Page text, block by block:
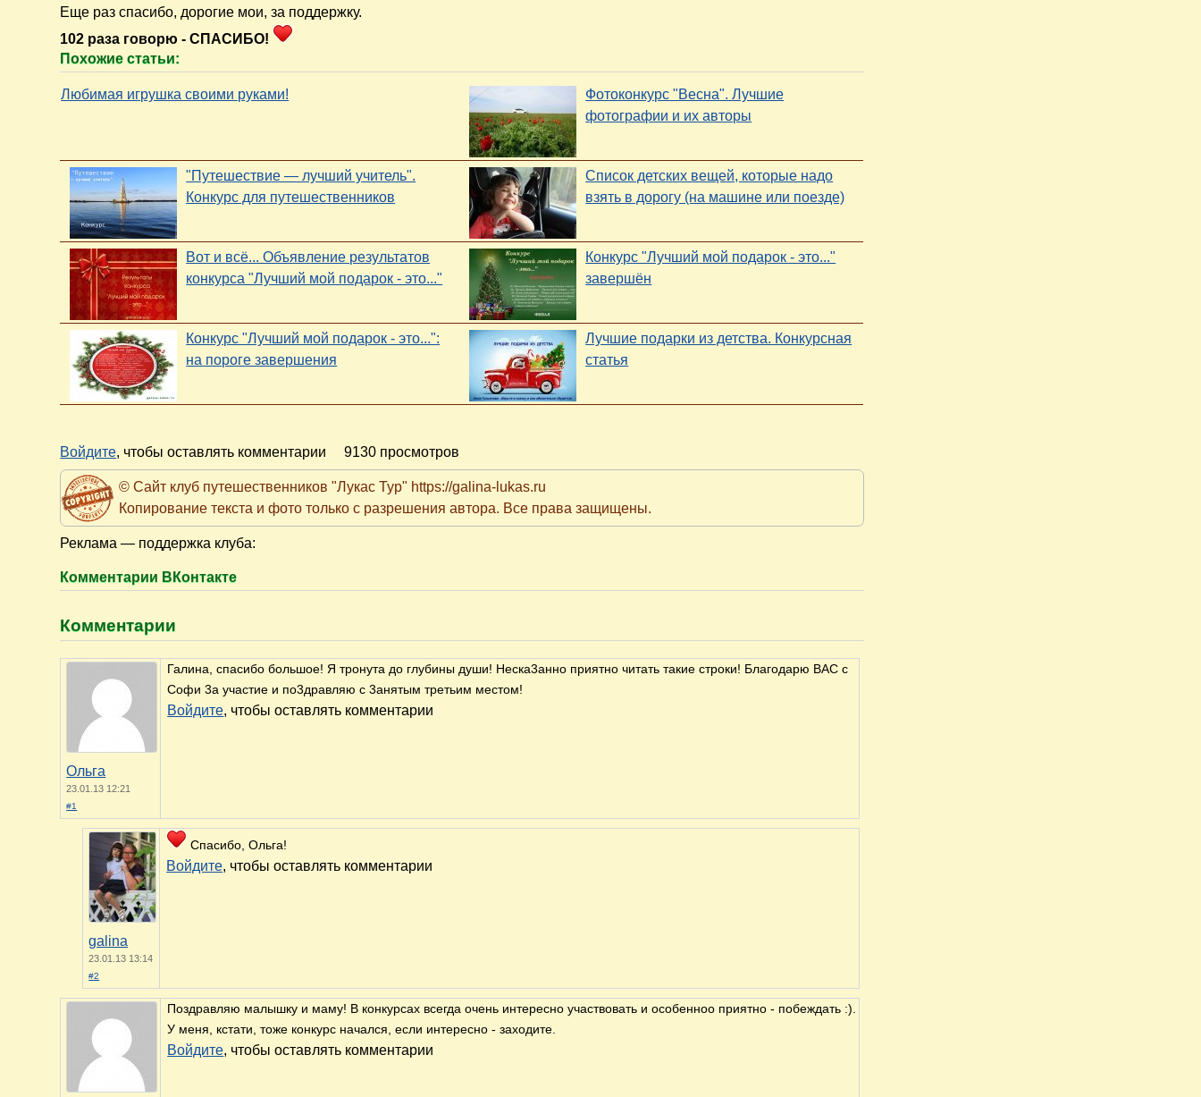
Еще раз спасибо, дорогие мои, за поддержку.
102 раза говорю - СПАСИБО!
Похожие статьи:
Любимая игрушка своими руками!
Фотоконкурс "Весна". Лучшие
фотографии и их авторы
"Путешествие — лучший учитель".
Конкурс для путешественников
Список детских вещей, которые надо
взять в дорогу (на машине или поезде)
Вот и всё... Объявление результатов
конкурса "Лучший мой подарок - это..."
Конкурс "Лучший мой подарок - это..."
завершён
Конкурс "Лучший мой подарок - это...":
на пороге завершения
Лучшие подарки из детства. Конкурсная
статья
Войдите, чтобы оставлять комментарии 9130 просмотров
© Сайт клуб путешественников "Лукас Тур" https://galina-lukas.ru
Копирование текста и фото только с разрешения автора. Все права защищены.
Реклама — поддержка клуба:
Комментарии ВКонтакте
Комментарии
Ольга
23.01.13 12:21
#1
Галина, спасибо большое! Я тронута до глубины души! Неска3анно приятно читать такие строки! Благодарю ВАС с
Софи 3а участие и по3дравляю с 3анятым третьим местом!
Войдите, чтобы оставлять комментарии
galina
23.01.13 13:14
#2
Спасибо, Ольга!
Войдите, чтобы оставлять комментарии
Поздравляю малышку и маму! В конкурсах всегда очень интересно участвовать и особенноо приятно - побеждать :).
У меня, кстати, тоже конкурс начался, если интересно - заходите.
Войдите, чтобы оставлять комментарии